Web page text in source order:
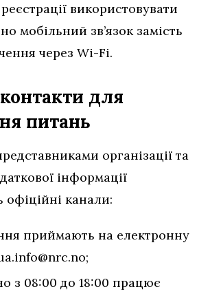
використовувати
мобільний зв’язок замість
через Wi-Fi.
для
питань
організації та
інформації
канали:
приймають на електронну
;
з 08:00 до 18:00 працює